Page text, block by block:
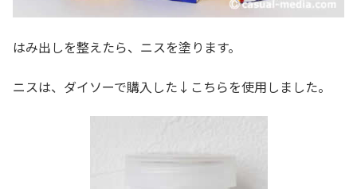
はみ出しを整えたら、ニスを塗ります。
ニスは、ダイソーで購入した↓こちらを使用しました。